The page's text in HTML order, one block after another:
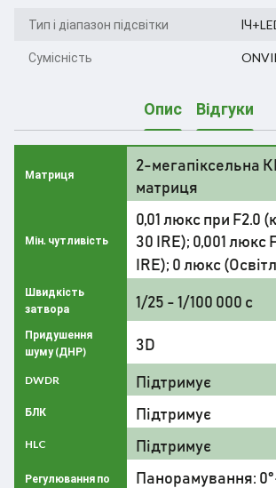
Тип і діапазон підсвітки
Сумісність
Опис Відгуки
Матриця
2-мегапіксельна
матриця
Мін. чутливість
0,01 люкс при F2.0
30 IRE); 0,001 люкс
IRE); 0 люкс
Швидкість
затвора
1/25 - 1/100 000 с
Придушення
шуму (ДНР)
3D
DWDR Підтримує
БЛК Підтримує
HLC Підтримує
Регулювання по
Панорамування: